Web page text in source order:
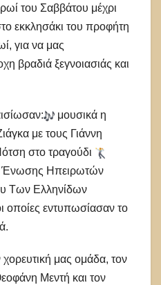
του Σαββάτου μέχρι
εκκλησάκι του προφήτη
για να μας
βραδιά ξεγνοιασιάς και
μουσικά η
με τους Γιάννη
στο τραγούδι
Ένωσης Ηπειρωτών
Των Ελληνίδων
εντυπωσίασαν το
χορευτική μας ομάδα, τον
Μεντή και τον